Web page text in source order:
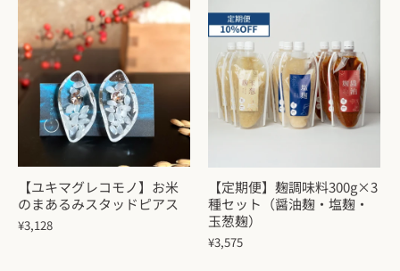
【ユキマグレコモノ】お米
のまあるみスタッドピアス
¥3,128
【定期便】麹調味料300g×3
種セット（醤油麹・塩麹・
玉葱麹）
¥3,575